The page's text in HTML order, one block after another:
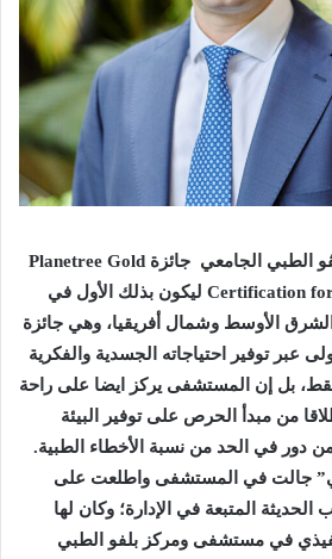
الطبي الجامعي جائزة Planetree Gold
Certification ليكون بذلك الأول في
الشرق الأوسط وشمال أفريقيا، وهي جائزة
عبر توفير احتياجاته الجسدية والفكرية
بل إن المستشفى يركز ايضا على راحة
من مبدأ الحرص على توفير
البيئة
دور في الحد من نسبة الأخطاء الطبية.
” جالت في المستشفى واطلعت على
الحديثة المتبعة في الإدارة؛ وكان لها
في مستشفى ومركز بلفو
الطبي